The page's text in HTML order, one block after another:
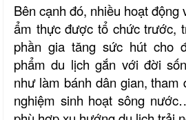
Bên cạnh đó, nhiều hoạt động
ẩm thực được tổ chức trước,
phần gia tăng sức hút cho
phẩm du lịch gắn với đời
như làm bánh dân gian, tham
nghiệm sinh hoạt sông